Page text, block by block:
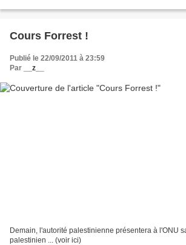
Cours Forrest !
Publié le 22/09/2011 à 23:59
Par
__z__
Demain, l'autorité palestinienne présentera à l'ONU
palestinien ... (voir ici)